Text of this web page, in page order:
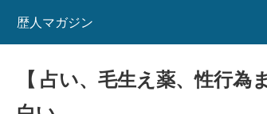
歴人マガジン
【 占い、毛生え薬、性行